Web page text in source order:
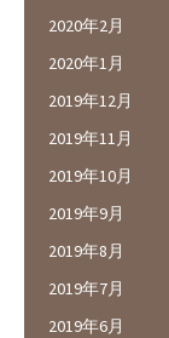
2020年2月
2020年1月
2019年12月
2019年11月
2019年10月
2019年9月
2019年8月
2019年7月
2019年6月